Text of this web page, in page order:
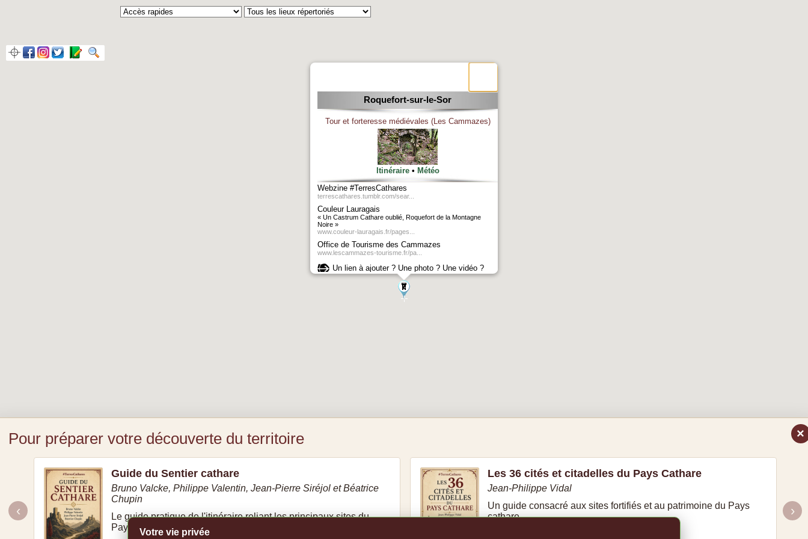
×
Pour préparer votre découverte du territoire
‹
Guide du Sentier cathare
Bruno Valcke, Philippe Valentin, Jean-Pierre Siréjol et Béatrice
Chupin
Le guide pratique de l'itinéraire reliant les principaux sites du
Pays cathare.
Les 36 cités et citadelles du Pays Cathare
Jean-Philippe Vidal
Un guide consacré aux sites fortifiés et au patrimoine du Pays
cathare.
›
Votre vie privée